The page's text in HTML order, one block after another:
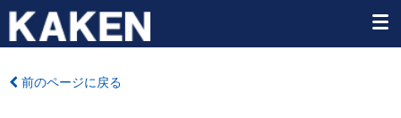
前のページに戻る